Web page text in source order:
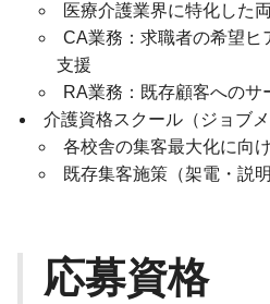
医療介護業界に特化した
CA業務：求職者の希望ヒ
支援
RA業務：既存顧客への
介護資格スクール（ジョブ
各校舎の集客最大化に向
既存集客施策（架電・説
応募資格